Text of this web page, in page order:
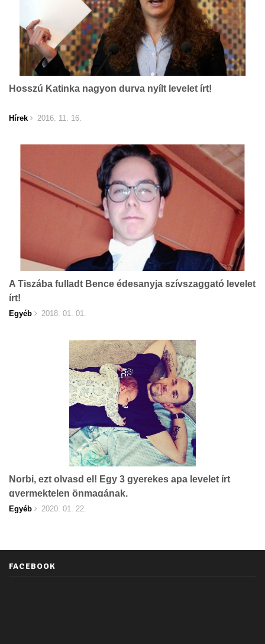
Hosszú Katinka nagyon durva nyílt levelet írt!
Hírek 2016. 11. 16.
A Tiszába fulladt Bence édesanyja szívszaggató levelet
írt!
Egyéb 2018. 01. 01.
Norbi, ezt olvasd el! Egy 3 gyerekes apa levelet írt
gyermektelen önmagának.
Egyéb 2020. 01. 22.
FACEBOOK